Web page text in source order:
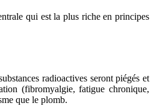
qui est la plus riche en principes
radioactives seront piégés et
(fibromyalgie, fatigue chronique,
que le plomb.